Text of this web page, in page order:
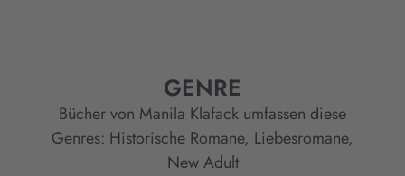
GENRE
Bücher von Manila Klafack umfassen diese
Genres: Historische Romane, Liebesromane,
New Adult